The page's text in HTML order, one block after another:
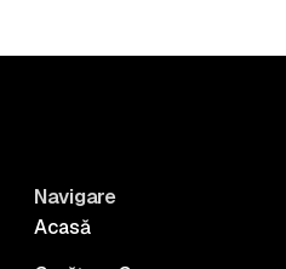
Navigare
Acasă